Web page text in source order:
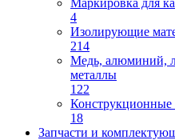
4
Изолирующие
214
Медь, алюминий,
металлы
122
18
Запчасти и